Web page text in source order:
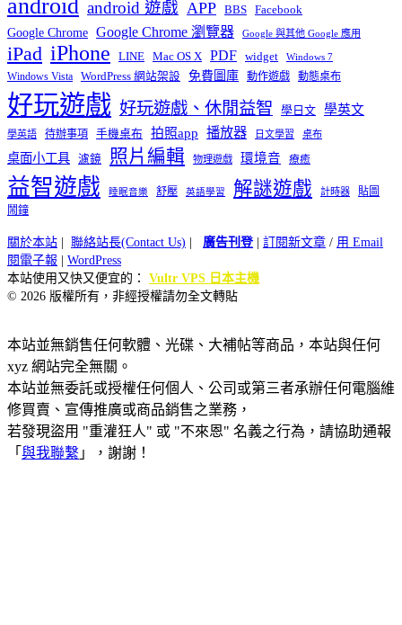
android android 遊戲 APP BBS Facebook
Google Chrome Google Chrome 瀏覽器 Google 與其他 Google 應用
iPad iPhone LINE Mac OS X PDF widget Windows 7
Windows Vista WordPress 網站架設 免費圖庫 動作遊戲 動態桌布
好玩遊戲 好玩遊戲、休閒益智 學日文 學英文
學英語 待辦事項 手機桌布 拍照app 播放器 日文學習 桌布
桌面小工具 濾鏡 照片編輯 物理遊戲 環境音 療癒
益智遊戲 睡眠音樂 舒壓 英語學習 解謎遊戲 計時器
貼圖
鬧鐘
關於本站 | 聯絡站長(Contact Us) | 廣告刊登| 訂閱新文章 / 用 Email
閱電子報 | WordPress
本站使用又快又便宜的： Vultr VPS 日本主機
© 2026 版權所有，非經授權請勿全文轉貼
本站並無銷售任何軟體、光碟、大補帖等商品，本站與任何
xyz 網站完全無關。
本站並無委託或授權任何個人、公司或第三者承辦任何電腦維
修買賣、宣傳推廣或商品銷售之業務，
若發現盜用 "重灌狂人" 或 "不來恩" 名義之行為，請協助通報
「 與我聯繫 」，謝謝！